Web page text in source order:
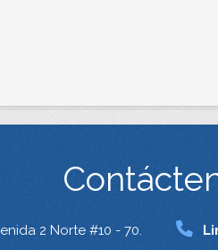
2 Norte #10 - 70.